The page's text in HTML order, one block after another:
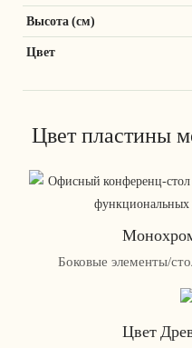
Высота (см)
Цвет
Цвет пластины
Боковые элементы/
Цвет